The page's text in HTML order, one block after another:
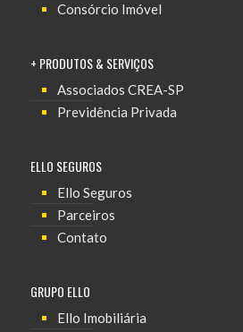
Consórcio Imóvel
+ PRODUTOS & SERVIÇOS
Associados CREA-SP
Previdência Privada
ELLO SEGUROS
Ello Seguros
Parceiros
Contato
GRUPO ELLO
Ello Imobiliária